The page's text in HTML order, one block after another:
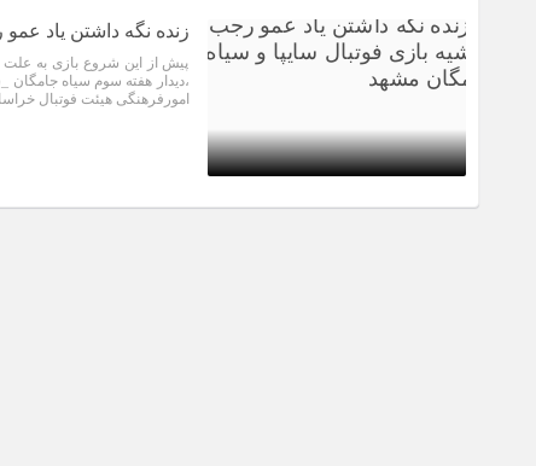
مراسم گرامیداشت سالروز آزادسازی خرمشهر در
10 سال قبل
زنده نگه داشتن یاد
پیش از این شروع بازی به
،دیدار هفته سوم سیاه
امورفرهنگی هیئت فوتبال